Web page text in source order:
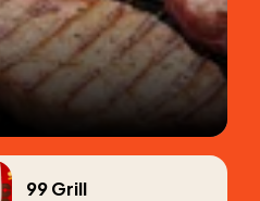
99 Grill